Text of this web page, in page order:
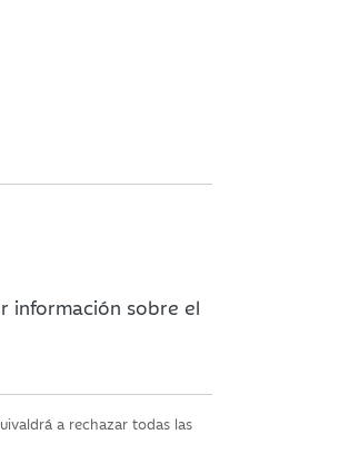
información sobre el
a rechazar todas las